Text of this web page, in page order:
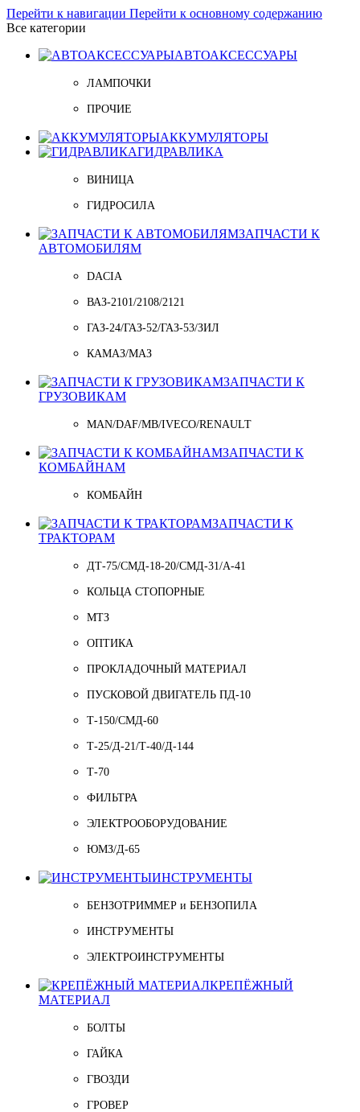
Перейти к навигации Перейти к основному содержанию
Все категории
АВТОАКСЕССУАРЫ
ЛАМПОЧКИ
ПРОЧИЕ
АККУМУЛЯТОРЫ
ГИДРАВЛИКА
ВИНИЦА
ГИДРОСИЛА
ЗАПЧАСТИ К
АВТОМОБИЛЯМ
DACIA
ВАЗ-2101/2108/2121
ГАЗ-24/ГАЗ-52/ГАЗ-53/ЗИЛ
КАМАЗ/МАЗ
ЗАПЧАСТИ К
ГРУЗОВИКАМ
MAN/DAF/MB/IVECO/RENAULT
ЗАПЧАСТИ К
КОМБАЙНАМ
КОМБАЙН
ЗАПЧАСТИ К
ТРАКТОРАМ
ДТ-75/СМД-18-20/СМД-31/A-41
КОЛЬЦА СТОПОРНЫЕ
МТЗ
ОПТИКА
ПРОКЛАДОЧНЫЙ МАТЕРИАЛ
ПУСКОВОЙ ДВИГАТЕЛЬ ПД-10
Т-150/СМД-60
Т-25/Д-21/Т-40/Д-144
Т-70
ФИЛЬТРА
ЭЛЕКТРООБОРУДОВАНИЕ
ЮМЗ/Д-65
ИНСТРУМЕНТЫ
БЕНЗОТРИММЕР и БЕНЗОПИЛА
ИНСТРУМЕНТЫ
ЭЛЕКТРОИНСТРУМЕНТЫ
КРЕПЁЖНЫЙ
МАТЕРИАЛ
БОЛТЫ
ГАЙКА
ГВОЗДИ
ГРОВЕР